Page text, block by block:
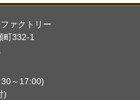
ァクトリー
332-1
～17:00)
)